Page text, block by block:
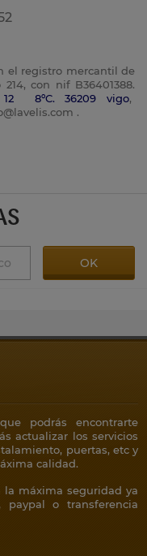
el registro mercantil de
con nif B36401388.
8ºC. 36209 vigo,
.
podrás encontrarte
actualizar los servicios
puertas, etc y
calidad.
la máxima seguridad ya
paypal o transferencia